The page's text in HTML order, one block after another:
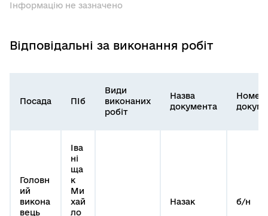
Інформацію не зазначено
Відповідальні за виконання робіт
Посада ПІб
Види
виконаних
робіт
Назва
документа
Номер
Головн
ий
викона
вець
Іва
ні
ща
к
Ми
хай
ло
Назак б/н